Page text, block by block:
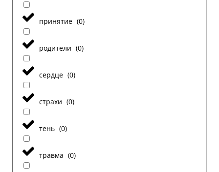
принятие (0)
родители (0)
сердце (0)
страхи (0)
тень (0)
травма (0)